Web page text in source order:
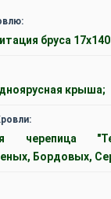
бруса
крыша;
черепица
Бордовых,